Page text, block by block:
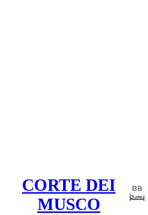
CORTE DEI
MUSCO